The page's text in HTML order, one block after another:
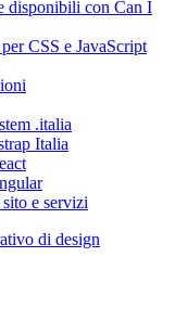
disponibili con Can I
CSS e JavaScript
.italia
Italia
e servizi
di design